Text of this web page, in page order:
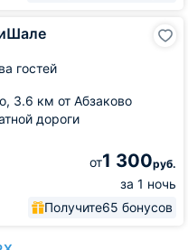
гостей
3.6 км от Абзаково
дороги
от1 300руб.
за 1 ночь
Получите65 бонусов